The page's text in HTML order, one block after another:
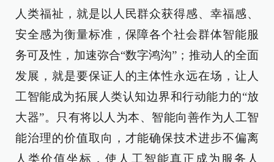
人类福祉，就是以人民群众获得感、幸福感、
安全感为衡量标准，保障各个社会群体智能服
务可及性，加速弥合“数字鸿沟”；推动人的全面
发展，就是要保证人的主体性永远在场，让人
工智能成为拓展人类认知边界和行动能力的“放
大器”。只有将以人为本、智能向善作为人工智
能治理的价值取向，才能确保技术进步不偏离
人类价值坐标，使人工智能真正成为服务人